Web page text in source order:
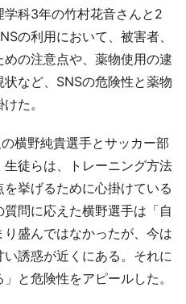
科3年の竹村花音さんと2
の利用において、被害者、
の注意点や、薬物使用の逮
など、SNSの危険性と薬物
た。
横野純貴選手とサッカー部
徒らは、トレーニング方法
挙げるために心掛けている
問に応えた横野選手は「自
盛んではなかったが、今は
誘惑が近くにある。それに
と危険性をアピールした。